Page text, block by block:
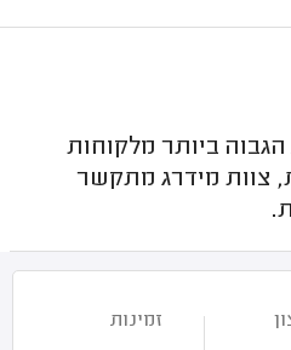
ביותר מלקוחות
צוות מידרג מתקשר
זמינות